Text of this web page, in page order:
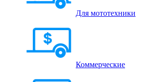
Для мототехники
Коммерческие